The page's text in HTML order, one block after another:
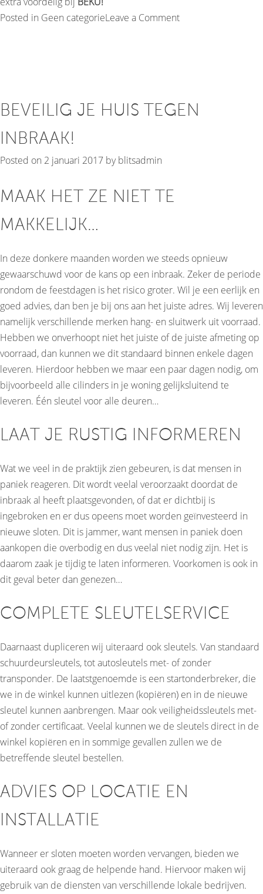
Posted in Geen categorieLeave a Commenton
BEVEILIG JE HUIS TEGEN
INBRAAK!
Posted on 2 januari 2017 byblitsadmin
MAAK HET ZE NIET TE
MAKKELIJK…
In deze donkere maanden worden we steeds opnieuw
gewaarschuwd voor de kans op een inbraak. Zeker de periode
rondom de feestdagen is het risico groter. Wil je een eerlijk en
goed advies, dan ben je bij ons aan het juiste adres. Wij leveren
namelijk verschillende merken hang- en sluitwerk uit voorraad.
Hebben we onverhoopt niet het juiste of de juiste afmeting op
voorraad, dan kunnen we dit standaard binnen enkele dagen
leveren. Hierdoor hebben we maar een paar dagen nodig, om
bijvoorbeeld alle cilinders in je woning gelijksluitend te
leveren. Één sleutel voor alle deuren…
LAAT JE RUSTIG INFORMEREN
Wat we veel in de praktijk zien gebeuren, is dat mensen in
paniek reageren. Dit wordt veelal veroorzaakt doordat de
inbraak al heeft plaatsgevonden, of dat er dichtbij is
ingebroken en er dus opeens moet worden geïnvesteerd in
nieuwe sloten. Dit is jammer, want mensen in paniek doen
aankopen die overbodig en dus veelal niet nodig zijn. Het is
daarom zaak je tijdig te laten informeren. Voorkomen is ook in
dit geval beter dan genezen…
COMPLETE SLEUTELSERVICE
Daarnaast dupliceren wij uiteraard ook sleutels. Van standaard
schuurdeursleutels, tot autosleutels met- of zonder
transponder. De laatstgenoemde is een startonderbreker, die
we in de winkel kunnen uitlezen (kopiëren) en in de nieuwe
sleutel kunnen aanbrengen. Maar ook veiligheidssleutels met-
of zonder certificaat. Veelal kunnen we de sleutels direct in de
winkel kopiëren en in sommige gevallen zullen we de
betreffende sleutel bestellen.
ADVIES OP LOCATIE EN
INSTALLATIE
Wanneer er sloten moeten worden vervangen, bieden we
uiteraard ook graag de helpende hand. Hiervoor maken wij
gebruik van de diensten van verschillende lokale bedrijven.